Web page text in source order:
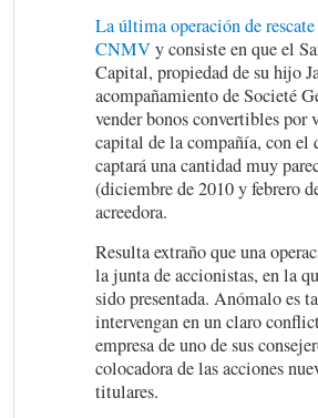
La última operación de
CNMVy consiste en que el
Capital, propiedad de su hijo
acompañamiento de Societé
vender bonos convertibles
capital de la compañía, con el
captará una cantidad muy
(diciembre de 2010 y febrero
acreedora.
Resulta extraño que una
la junta de accionistas, en la
sido presentada. Anómalo es
intervengan en un claro
empresa de uno de sus
colocadora de las acciones
titulares.